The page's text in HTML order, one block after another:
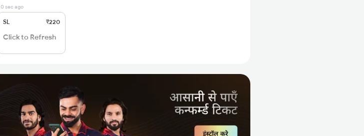
0 sec ago
SL ₹220
Click to Refresh